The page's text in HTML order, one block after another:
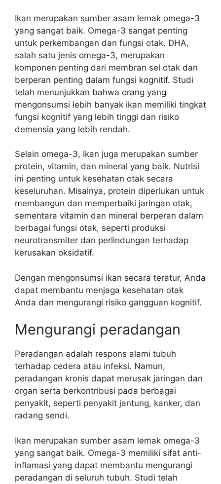
Ikan merupakan sumber asam lemak omega-3
yang sangat baik. Omega-3 sangat penting
untuk perkembangan dan fungsi otak. DHA,
salah satu jenis omega-3, merupakan
komponen penting dari membran sel otak dan
berperan penting dalam fungsi kognitif. Studi
telah menunjukkan bahwa orang yang
mengonsumsi lebih banyak ikan memiliki tingkat
fungsi kognitif yang lebih tinggi dan risiko
demensia yang lebih rendah.
Selain omega-3, ikan juga merupakan sumber
protein, vitamin, dan mineral yang baik. Nutrisi
ini penting untuk kesehatan otak secara
keseluruhan. Misalnya, protein diperlukan untuk
membangun dan memperbaiki jaringan otak,
sementara vitamin dan mineral berperan dalam
berbagai fungsi otak, seperti produksi
neurotransmiter dan perlindungan terhadap
kerusakan oksidatif.
Dengan mengonsumsi ikan secara teratur, Anda
dapat membantu menjaga kesehatan otak
Anda dan mengurangi risiko gangguan kognitif.
Mengurangi peradangan
Peradangan adalah respons alami tubuh
terhadap cedera atau infeksi. Namun,
peradangan kronis dapat merusak jaringan dan
organ serta berkontribusi pada berbagai
penyakit, seperti penyakit jantung, kanker, dan
radang sendi.
Ikan merupakan sumber asam lemak omega-3
yang sangat baik. Omega-3 memiliki sifat anti-
inflamasi yang dapat membantu mengurangi
peradangan di seluruh tubuh. Studi telah